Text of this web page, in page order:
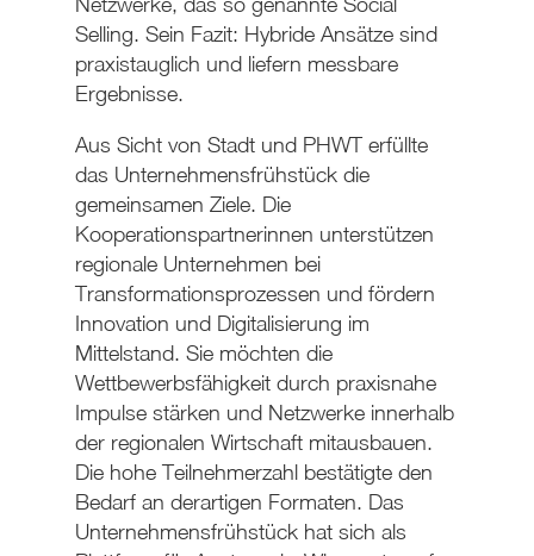
Selling. Sein Fazit: Hybride Ansätze sind
praxistauglich und liefern messbare
Ergebnisse.
Aus Sicht von Stadt und PHWT erfüllte
das Unternehmensfrühstück die
gemeinsamen Ziele. Die
Kooperationspartnerinnen unterstützen
regionale Unternehmen bei
Transformationsprozessen und fördern
Innovation und Digitalisierung im
Mittelstand. Sie möchten die
Wettbewerbsfähigkeit durch praxisnahe
Impulse stärken und Netzwerke innerhalb
der regionalen Wirtschaft mitausbauen.
Die hohe Teilnehmerzahl bestätigte den
Bedarf an derartigen Formaten. Das
Unternehmensfrühstück hat sich als